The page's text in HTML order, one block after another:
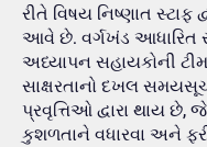
રીતે વિષય નિષ્ણાત સ્ટાફ
આવે છે. વર્ગખંડ આધારિત
અધ્યાપન સહાયકોની ટીમ
સાક્ષરતાનો દખલ
પ્રવૃત્તિઓ દ્વારા થાય
કુશળતાને વધારવા અને